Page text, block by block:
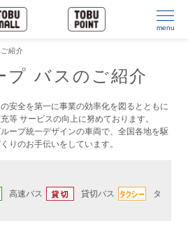
menu
紹介
プ バスのご紹介
安全を第一に事業の効率化を図るとともに
等 サービスの向上に努めております。
ープ統一デザインの車両で、全国各地を駆
りのお手伝いをしています。
高速バス 貸切バス
タ